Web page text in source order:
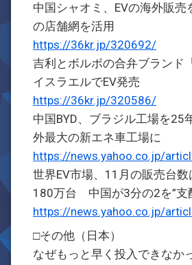
中国シャオミ、EVの海外販
の店舗網を活用
https://36kr.jp/320692/
吉利とボルボの合弁ブランド「
イスラエルでEV発売
https://36kr.jp/320586/
中国BYD、ブラジル工場を
外最大の新エネ車工場に
https://news.yahoo.co.jp/
世界EV市場、11月の販売台
180万台 中国が3分の2を”支
https://news.yahoo.co.jp/
□その他（日本）
なぜもっと早く投入できなか